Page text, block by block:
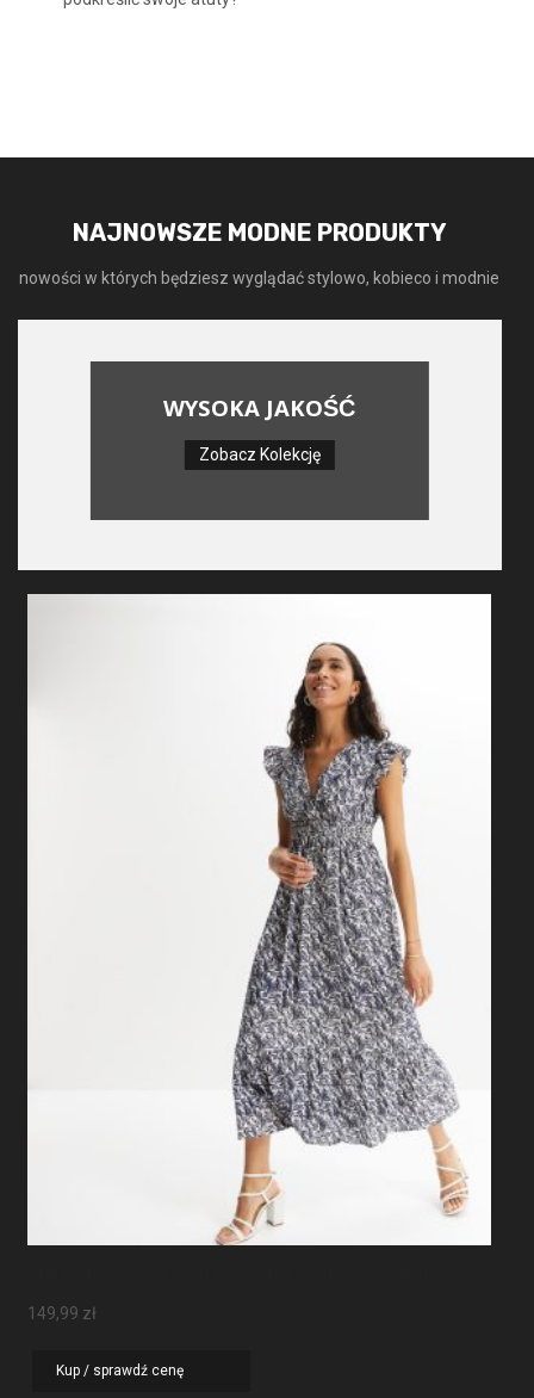
NAJNOWSZE MODNE PRODUKTY
nowości w których będziesz wyglądać stylowo, kobieco i modnie
WYSOKA JAKOŚĆ
Zobacz Kolekcję
149,99 zł
Kup / sprawdź cenę